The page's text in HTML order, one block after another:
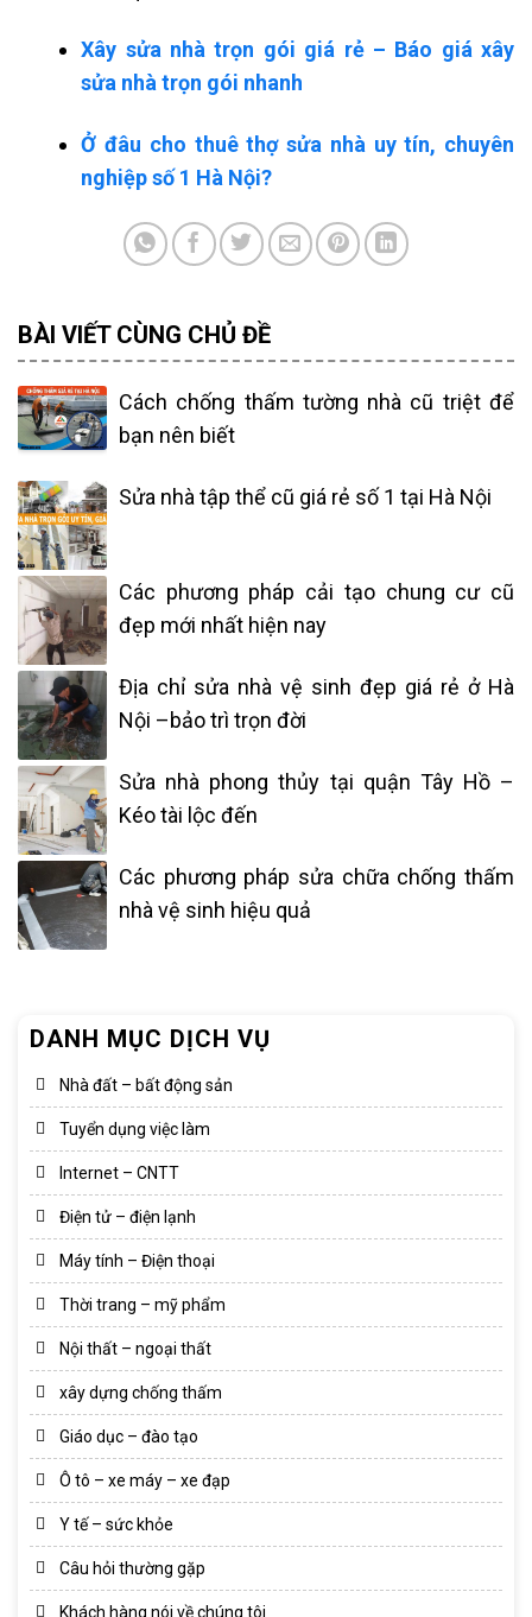
DANH MỤC DỊCH VỤ
Nhà đất – bất động sản
Tuyển dụng việc làm
Internet – CNTT
Điện tử – điện lạnh
Máy tính – Điện thoại
Thời trang – mỹ phẩm
Nội thất – ngoại thất
xây dựng chống thấm
Giáo dục – đào tạo
Ô tô – xe máy – xe đạp
Y tế – sức khỏe
Câu hỏi thường gặp
Khách hàng nói về chúng tôi
Xây sửa nhà trọn gói giá rẻ – Báo giá xây
sửa nhà trọn gói nhanh
Ở đâu cho thuê thợ sửa nhà uy tín, chuyên
nghiệp số 1 Hà Nội?
BÀI VIẾT CÙNG CHỦ ĐỀ
Cách chống thấm tường nhà cũ triệt để
bạn nên biết
Sửa nhà tập thể cũ giá rẻ số 1 tại Hà Nội
Các phương pháp cải tạo chung cư cũ
đẹp mới nhất hiện nay
Địa chỉ sửa nhà vệ sinh đẹp giá rẻ ở Hà
Nội –bảo trì trọn đời
Sửa nhà phong thủy tại quận Tây Hồ –
Kéo tài lộc đến
Các phương pháp sửa chữa chống thấm
nhà vệ sinh hiệu quả